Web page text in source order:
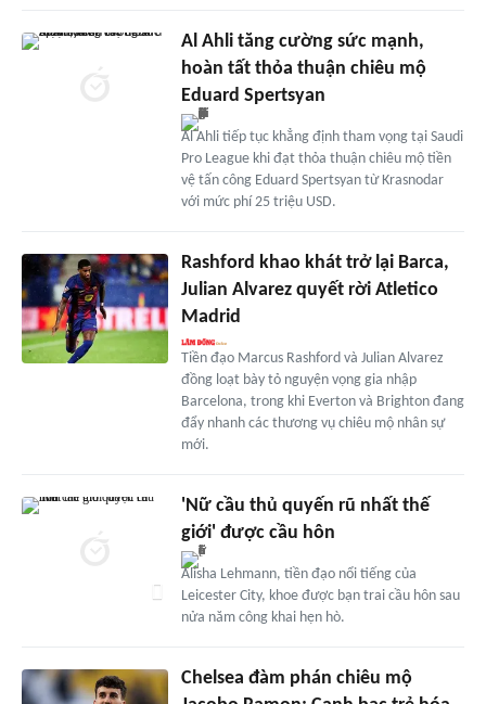
Al Ahli tăng cường sức mạnh,
hoàn tất thỏa thuận chiêu mộ
Eduard Spertsyan
Al Ahli tiếp tục khẳng định tham vọng tại Saudi
Pro League khi đạt thỏa thuận chiêu mộ tiền
vệ tấn công Eduard Spertsyan từ Krasnodar
với mức phí 25 triệu USD.
Rashford khao khát trở lại Barca,
Julian Alvarez quyết rời Atletico
Madrid
Tiền đạo Marcus Rashford và Julian Alvarez
đồng loạt bày tỏ nguyện vọng gia nhập
Barcelona, trong khi Everton và Brighton đang
đẩy nhanh các thương vụ chiêu mộ nhân sự
mới.
'Nữ cầu thủ quyến rũ nhất thế
giới' được cầu hôn
Alisha Lehmann, tiền đạo nổi tiếng của
Leicester City, khoe được bạn trai cầu hôn sau
nửa năm công khai hẹn hò.
Chelsea đàm phán chiêu mộ